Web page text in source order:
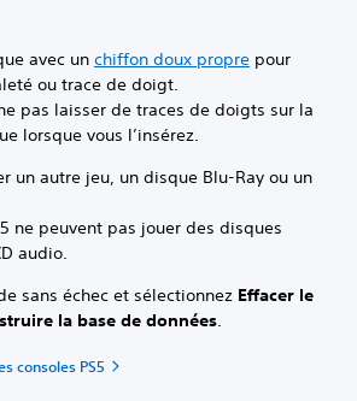
avec un chiffon doux propre pour
ou trace de doigt.
pas laisser de traces de doigts sur la
lorsque vous l’insérez.
un autre jeu, un disque Blu-Ray ou un
ne peuvent pas jouer des disques
audio.
sans échec et sélectionnez Effacer le
la base de données
consoles PS5